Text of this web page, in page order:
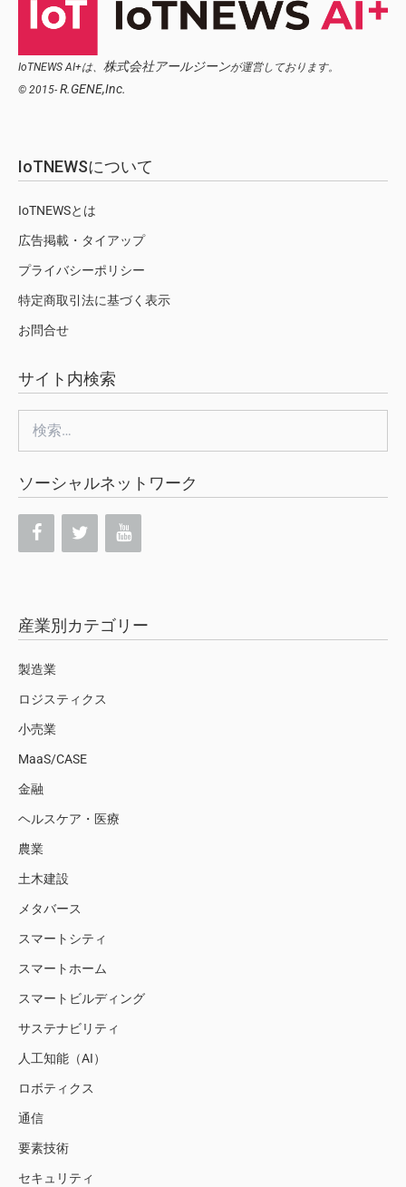
IoTNEWS AI+は、 株式会社アールジーンが運営しております。
© 2015- R.GENE,Inc.
IoTNEWSについて
IoTNEWSとは
広告掲載・タイアップ
プライバシーポリシー
特定商取引法に基づく表示
お問合せ
サイト内検索
索:
ソーシャルネットワーク
産業別カテゴリー
製造業
ロジスティクス
小売業
MaaS/CASE
金融
ヘルスケア・医療
農業
土木建設
メタバース
スマートシティ
スマートホーム
スマートビルディング
サステナビリティ
人工知能（AI）
ロボティクス
通信
要素技術
セキュリティ